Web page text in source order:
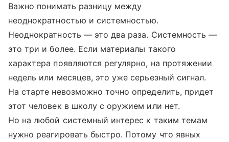
Важно понимать разницу между
неоднократностью и системностью.
Неоднократность — это два раза. Системность —
это три и более. Если материалы такого
характера появляются регулярно, на протяжении
недель или месяцев, это уже серьезный сигнал.
На старте невозможно точно определить, придет
этот человек в школу с оружием или нет.
Но на любой системный интерес к таким темам
нужно реагировать быстро. Потому что явных